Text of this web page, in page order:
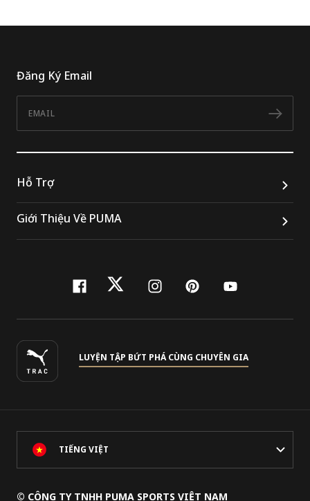
Đăng Ký Email
Hỗ Trợ
Giới Thiệu Về PUMA
facebook
twitterinstagram
pinterest
youtube
LUYỆN TẬP BỨT PHÁ CÙNG CHUYÊN GIA
TIẾNG VIỆT
© CÔNG TY TNHH PUMA SPORTS VIỆT NAM